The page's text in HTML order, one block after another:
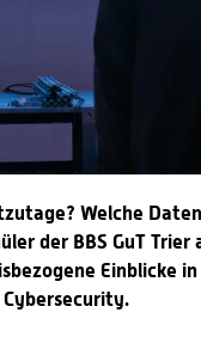
Welche
der BBS GuT
Einblicke